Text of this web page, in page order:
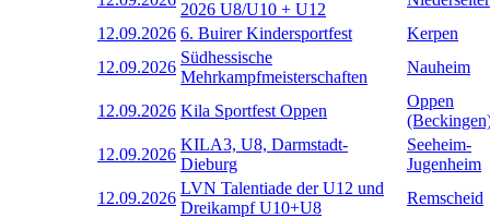
2026 U8/U10 + U12
12.09.2026 6. Buirer Kindersportfest
Kerpen
12.09.2026
Südhessische
Mehrkampfmeisterschaften
Nauheim
12.09.2026 Kila Sportfest Oppen
Oppen
12.09.2026
KILA3, U8, Darmstadt-
Dieburg
Seeheim-
Jugenheim
12.09.2026
LVN Talentiade der U12 und
Dreikampf U10+U8
Remscheid